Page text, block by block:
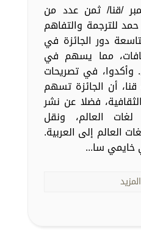
في 13 ديسمبر /قنا/ ثمن عدد من
حمد للترجمة والتفاهم
دور الجائزة في
مما يسهم في
وأكدوا، في تصريحات
قنا، أن الجائزة تسهم
فضلا عن نشر
لغات العالم، ونقل
العالم إلى العربية.
خايمي سا...